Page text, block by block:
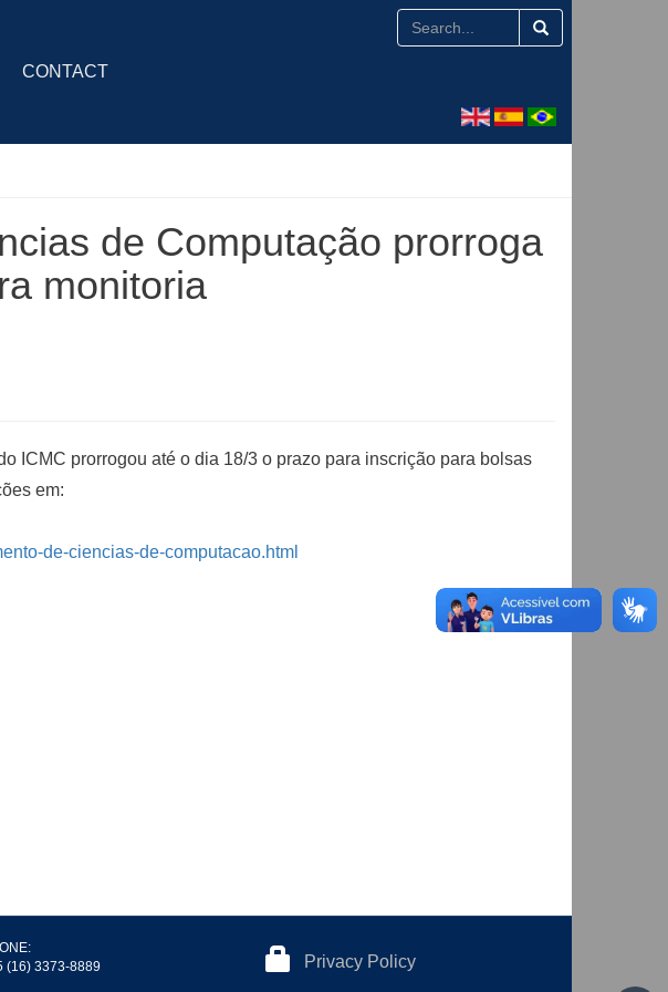
CONTACT
de Computação prorroga
monitoria
ICMC prorrogou até o dia 18/3 o prazo para inscrição para bolsas
em:
de-ciencias-de-computacao.html
(16) 3373-8889
Privacy Policy